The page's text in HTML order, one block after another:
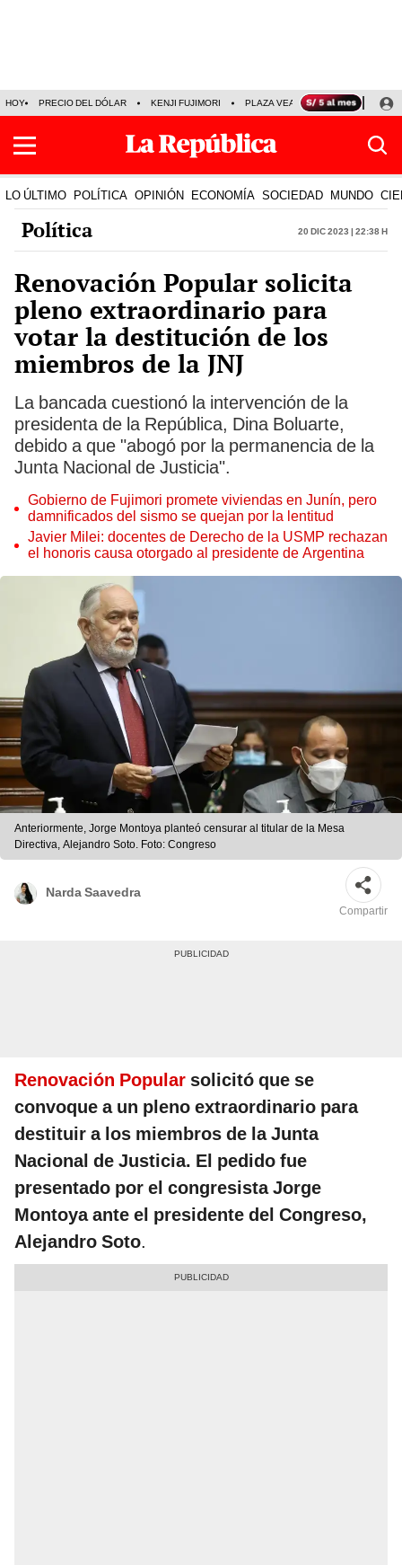
HOY PRECIO DEL DÓLAR KENJI FUJIMORI PLAZA VEA FERIADOS
LO ÚLTIMO POLÍTICA OPINIÓN ECONOMÍA SOCIEDAD MUNDO
Política 20 Dic 2023 | 22:38 h
Renovación Popular solicita
pleno extraordinario para
votar la destitución de los
miembros de la JNJ
La bancada cuestionó la intervención de la
presidenta de la República, Dina Boluarte,
debido a que "abogó por la permanencia de la
Junta Nacional de Justicia".
Gobierno de Fujimori promete viviendas en Junín, pero
damnificados del sismo se quejan por la lentitud
Javier Milei: docentes de Derecho de la USMP rechazan
el honoris causa otorgado al presidente de Argentina
Anteriormente, Jorge Montoya planteó censurar al titular de la Mesa
Directiva, Alejandro Soto. Foto: Congreso
Narda Saavedra
Compartir
Renovación Popular solicitó que se
convoque a un pleno extraordinario para
destituir a los miembros de la Junta
Nacional de Justicia. El pedido fue
presentado por el congresista Jorge
Montoya ante el presidente del Congreso,
Alejandro Soto.